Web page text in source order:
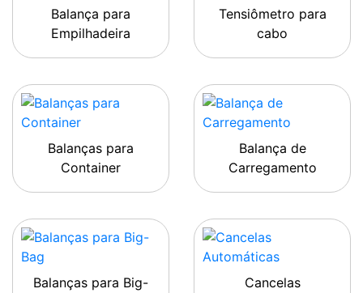
Balança para
Empilhadeira
Tensiômetro para
cabo
Balanças para
Container
Balança de
Carregamento
Balanças para Big-
Cancelas